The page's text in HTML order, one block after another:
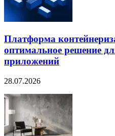
Платформа
оптимальное решение
приложений
28.07.2026